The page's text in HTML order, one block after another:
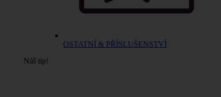
OSTATNÍ & PŘÍSLUŠENSTVÍ
Náš tip!